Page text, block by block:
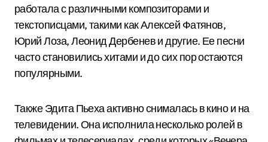
работала с различными композиторами и
текстописцами, такими как Алексей Фатянов,
Юрий Лоза, Леонид Дербенев и другие. Ее песни
часто становились хитами и до сих пор остаются
популярными.
Также Эдита Пьеха активно снималась в кино и на
телевидении. Она исполнила несколько ролей в